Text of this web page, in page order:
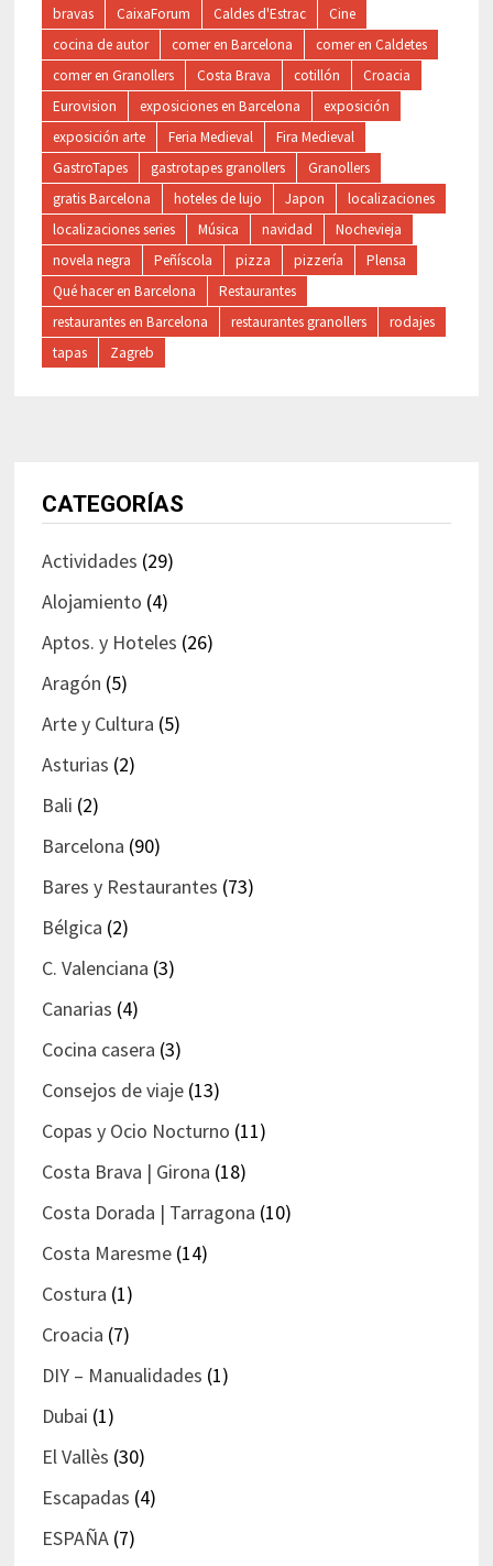
bravas CaixaForum Caldes d'Estrac
Cine
cocina de autor
comer en Barcelona
comer en Caldetes
comer en Granollers
Costa Brava cotillón
Croacia
Eurovision
exposiciones en Barcelona
exposición
exposición arte
Feria Medieval
Fira Medieval
GastroTapes
gastrotapes granollers
Granollers
gratis Barcelona
hoteles de lujo Japon
localizaciones
localizaciones series
Música navidad
Nochevieja
novela negra
Peñíscola pizza pizzería
Plensa
Qué hacer en Barcelona
Restaurantes
restaurantes en Barcelona
restaurantes granollers
rodajes
tapas
Zagreb
CATEGORÍAS
Actividades (29)
Alojamiento (4)
Aptos. y Hoteles (26)
Aragón (5)
Arte y Cultura (5)
Asturias (2)
Bali (2)
Barcelona (90)
Bares y Restaurantes (73)
Bélgica (2)
C. Valenciana (3)
Canarias (4)
Cocina casera (3)
Consejos de viaje(13)
Copas y Ocio Nocturno (11)
Costa Brava | Girona (18)
Costa Dorada | Tarragona (10)
Costa Maresme(14)
Costura (1)
Croacia (7)
DIY – Manualidades (1)
Dubai (1)
El Vallès (30)
Escapadas (4)
ESPAÑA(7)